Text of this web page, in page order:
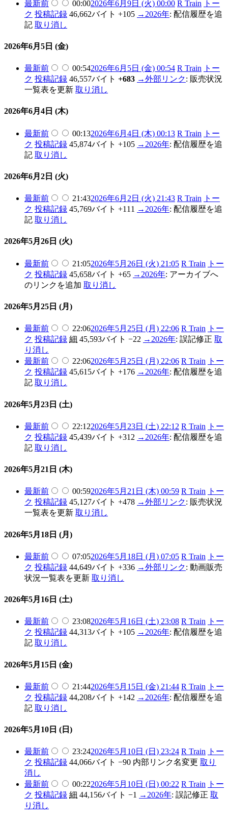
最新前 00:002026年6月9日 (火) 00:00 R Train
トー
ク 投稿記録 46,662バイト +105 → 2026年: 配信履歴を追
記 取り消し
2026年6月5日 (金)
最新前 00:542026年6月5日 (金) 00:54 R Train
トー
ク 投稿記録 46,557バイト +683 →外部リンク: 販売状況
一覧表を更新 取り消し
2026年6月4日 (木)
最新前 00:132026年6月4日 (木) 00:13 R Train
トー
ク 投稿記録 45,874バイト +105 → 2026年: 配信履歴を追
記 取り消し
2026年6月2日 (火)
最新前 21:432026年6月2日 (火) 21:43 R Train
トー
ク 投稿記録 45,769バイト +111 → 2026年: 配信履歴を追
記 取り消し
2026年5月26日 (火)
最新前 21:052026年5月26日 (火) 21:05 R Train
トー
ク 投稿記録 45,658バイト +65 → 2026年: アーカイブへ
のリンクを追加 取り消し
2026年5月25日 (月)
最新前 22:062026年5月25日 (月) 22:06 R Train
トー
ク 投稿記録 細 45,593バイト −22 → 2026年: 誤記修正 取
り消し
最新前 22:062026年5月25日 (月) 22:06 R Train
トー
ク 投稿記録 45,615バイト +176 → 2026年: 配信履歴を追
記 取り消し
2026年5月23日 (土)
最新前 22:122026年5月23日 (土) 22:12 R Train
トー
ク 投稿記録 45,439バイト +312 → 2026年: 配信履歴を追
記 取り消し
2026年5月21日 (木)
最新前 00:592026年5月21日 (木) 00:59 R Train
トー
ク 投稿記録 45,127バイト +478 →外部リンク: 販売状況
一覧表を更新 取り消し
2026年5月18日 (月)
最新前 07:052026年5月18日 (月) 07:05 R Train
トー
ク 投稿記録 44,649バイト +336 →外部リンク: 動画販売
状況一覧表を更新 取り消し
2026年5月16日 (土)
最新前 23:082026年5月16日 (土) 23:08 R Train トー
ク 投稿記録 44,313バイト +105 →2026年: 配信履歴を追
記 取り消し
2026年5月15日 (金)
最新前 21:442026年5月15日 (金) 21:44 R Train
トー
ク 投稿記録 44,208バイト +142 → 2026年: 配信履歴を追
記 取り消し
2026年5月10日 (日)
最新前 23:242026年5月10日 (日) 23:24 R Train
トー
ク 投稿記録 44,066バイト −90 内部リンク名変更 取り
消し
最新前 00:222026年5月10日 (日) 00:22 R Train
トー
ク 投稿記録 細 44,156バイト −1 →2026年: 誤記修正 取
り消し